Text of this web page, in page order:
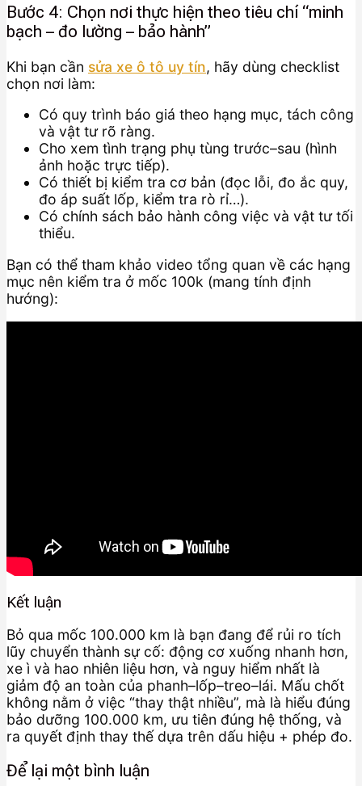
Bước 4: Chọn nơi thực hiện theo tiêu chí “minh
bạch – đo lường – bảo hành”
Khi bạn cần sửa xe ô tô uy tín, hãy dùng checklist
chọn nơi làm:
Có quy trình báo giá theo hạng mục, tách công
và vật tư rõ ràng.
Cho xem tình trạng phụ tùng trước–sau (hình
ảnh hoặc trực tiếp).
Có thiết bị kiểm tra cơ bản (đọc lỗi, đo ắc quy,
đo áp suất lốp, kiểm tra rò rỉ…).
Có chính sách bảo hành công việc và vật tư tối
thiểu.
Bạn có thể tham khảo video tổng quan về các hạng
mục nên kiểm tra ở mốc 100k (mang tính định
hướng):
Kết luận
Bỏ qua mốc 100.000 km là bạn đang để rủi ro tích
lũy chuyển thành sự cố: động cơ xuống nhanh hơn,
xe ì và hao nhiên liệu hơn, và nguy hiểm nhất là
giảm độ an toàn của phanh–lốp–treo–lái. Mấu chốt
không nằm ở việc “thay thật nhiều”, mà là hiểu đúng
bảo dưỡng 100.000 km, ưu tiên đúng hệ thống, và
ra quyết định thay thế dựa trên dấu hiệu + phép đo.
Để lại một bình luận